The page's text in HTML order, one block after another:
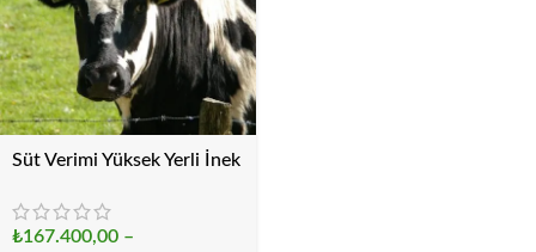
Süt Verimi Yüksek Yerli İnek
₺167.400,00 –